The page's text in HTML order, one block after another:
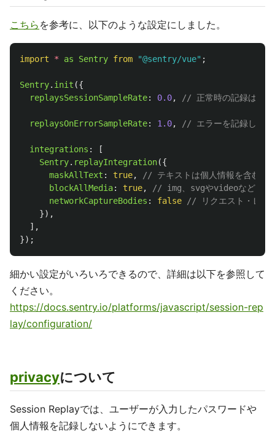
こちら を参考に、以下のような設定にしました。
import * as Sentry from "@sentry/vue" ;
Sentry. init ({
replaysSessionSampleRate: 0.0, // 正常時の記録は不
replaysOnErrorSampleRate: 1.0, // エラーを記録した
integrations :
[
Sentry. replayIntegration({
maskAllText : true,
// テキストは個人情報を含むの
blockAllMedia: true,
// img、svgやvideoなどは全
networkCaptureBodies : false
// リクエスト・レス
}),
],
});
細かい設定がいろいろできるので、詳細は以下を参照して
ください。
https://docs.sentry.io/platforms/javascript/session-rep
lay/configuration/
privacyについて
Session Replayでは、ユーザーが入力したパスワードや
個人情報を記録しないようにできます。